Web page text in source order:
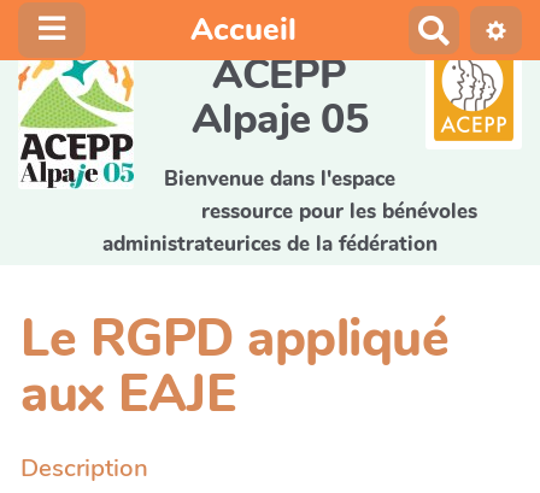
Accueil
e
c
h
e
c
ACEPP
Alpaje 05
Bienvenue dans l'espace
ressource pour les bénévoles
administrateurices de la fédération
Le RGPD appliqué
aux EAJE
Description